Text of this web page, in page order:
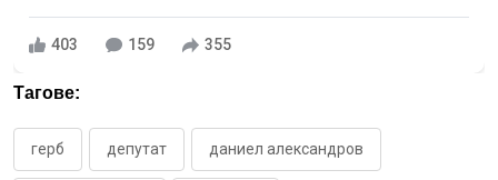
403 159 355
Тагове:
герб депутат даниел александров